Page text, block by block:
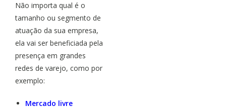
Não importa qual é o
tamanho ou segmento de
atuação da sua empresa,
ela vai ser beneficiada pela
presença em grandes
redes de varejo, como por
exemplo:
Mercado livre